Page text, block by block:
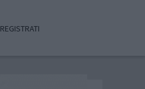
REGISTRATI